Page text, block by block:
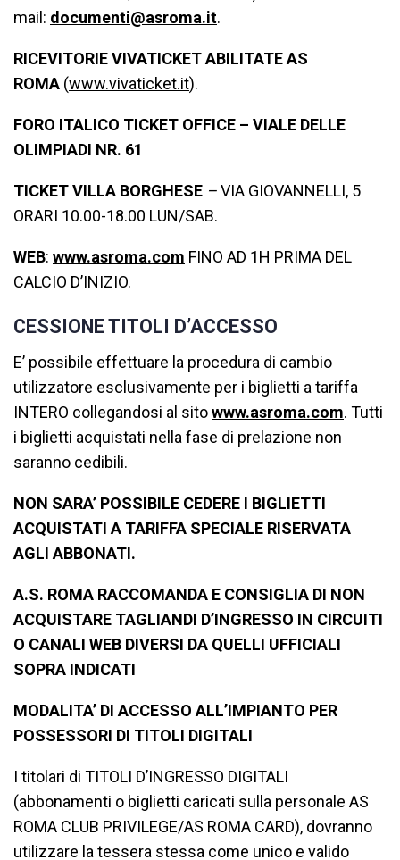
mail: documenti@asroma.it.
RICEVITORIE VIVATICKET ABILITATE AS
ROMA (www.vivaticket.it).
FORO ITALICO TICKET OFFICE – VIALE DELLE
OLIMPIADI NR. 61
TICKET VILLA BORGHESE –VIA GIOVANNELLI, 5
ORARI 10.00-18.00 LUN/SAB.
WEB: www.asroma.com FINO AD 1H PRIMA DEL
CALCIO D’INIZIO.
CESSIONE TITOLI D’ACCESSO
E’ possibile effettuare la procedura di cambio
utilizzatore esclusivamente per i biglietti a tariffa
INTERO collegandosi al sitowww.asroma.com. Tutti
i biglietti acquistati nella fase di prelazione non
saranno cedibili.
NON SARA’ POSSIBILE CEDERE I BIGLIETTI
ACQUISTATI A TARIFFA SPECIALE RISERVATA
AGLI ABBONATI.
A.S. ROMA RACCOMANDA E CONSIGLIA DI NON
ACQUISTARE TAGLIANDI D’INGRESSO IN CIRCUITI
O CANALI WEB DIVERSI DA QUELLI UFFICIALI
SOPRA INDICATI
MODALITA’ DI ACCESSO ALL’IMPIANTO PER
POSSESSORI DI TITOLI DIGITALI
I titolari di TITOLI D’INGRESSO DIGITALI
(abbonamenti o biglietti caricati sulla personale AS
ROMA CLUB PRIVILEGE/AS ROMA CARD), dovranno
utilizzare la tessera stessa come unico e valido